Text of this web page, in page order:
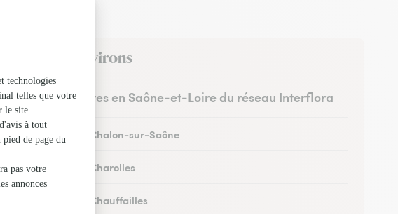
dans ses environs
Les fleuristes en Saône-et-Loire du réseau Interflora
Fleuristes à Chalon-sur-Saône
Fleuristes à Charolles
Fleuristes à Chauffailles